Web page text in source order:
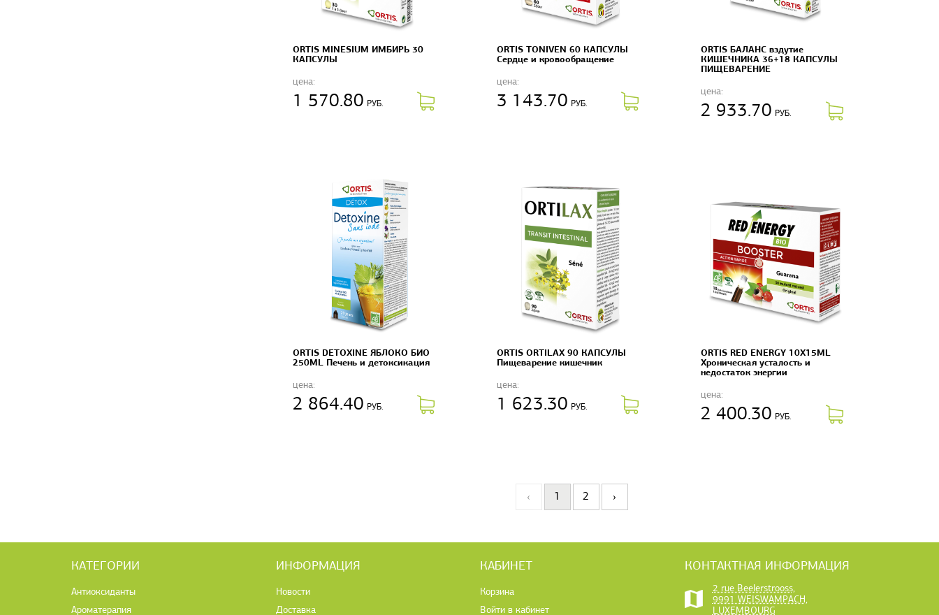
ORTIS MINESIUM ИМБИРЬ 30
КАПСУЛЫ
цена:
1 570.80 РУБ.
ORTIS TONIVEN 60 КАПСУЛЫ
Сердце и кровообращение
цена:
3 143.70 РУБ.
ORTIS БАЛАНС вздутие
КИШЕЧНИКА 36+18 КАПСУЛЫ
ПИЩЕВАРЕНИЕ
цена:
2 933.70 РУБ.
ORTIS DETOXINE ЯБЛОКО БИО
250ML Печень и детоксикация
цена:
2 864.40 РУБ.
ORTIS ORTILAX 90 КАПСУЛЫ
Пищеварение кишечник
цена:
1 623.30 РУБ.
ORTIS RED ENERGY 10X15ML
Хроническая усталость и
недостаток энергии
цена:
2 400.30 РУБ.
‹ 1 2 ›
КАТЕГОРИИ
Антиоксиданты
Ароматерапия
ИНФОРМАЦИЯ
Новости
Доставка
КАБИНЕТ
Корзина
Войти в кабинет
КОНТАКТНАЯ ИНФОРМАЦИЯ
2 rue Beelerstrooss,
9991 WEISWAMPACH,
LUXEMBOURG